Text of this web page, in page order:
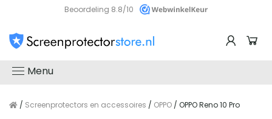
Beoordeling 8.8/10
Menu
/ Screenprotectors en accessoires / OPPO / OPPO Reno 10 Pro